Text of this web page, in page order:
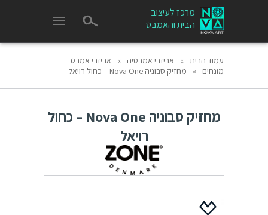
מרכז לעיצוב
הבית והאמבט
עמוד הבית » אביזרי אמבטיה »
אביזרי אמבט
מונחים
» מחזיק סבוניה Nova One – כחול רויאל
מחזיק סבוניה Nova One – כחול
רויאל